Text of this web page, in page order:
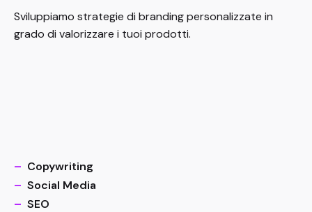
Sviluppiamo strategie di branding personalizzate in
grado di valorizzare i tuoi prodotti.
– Copywriting
– Social Media
– SEO